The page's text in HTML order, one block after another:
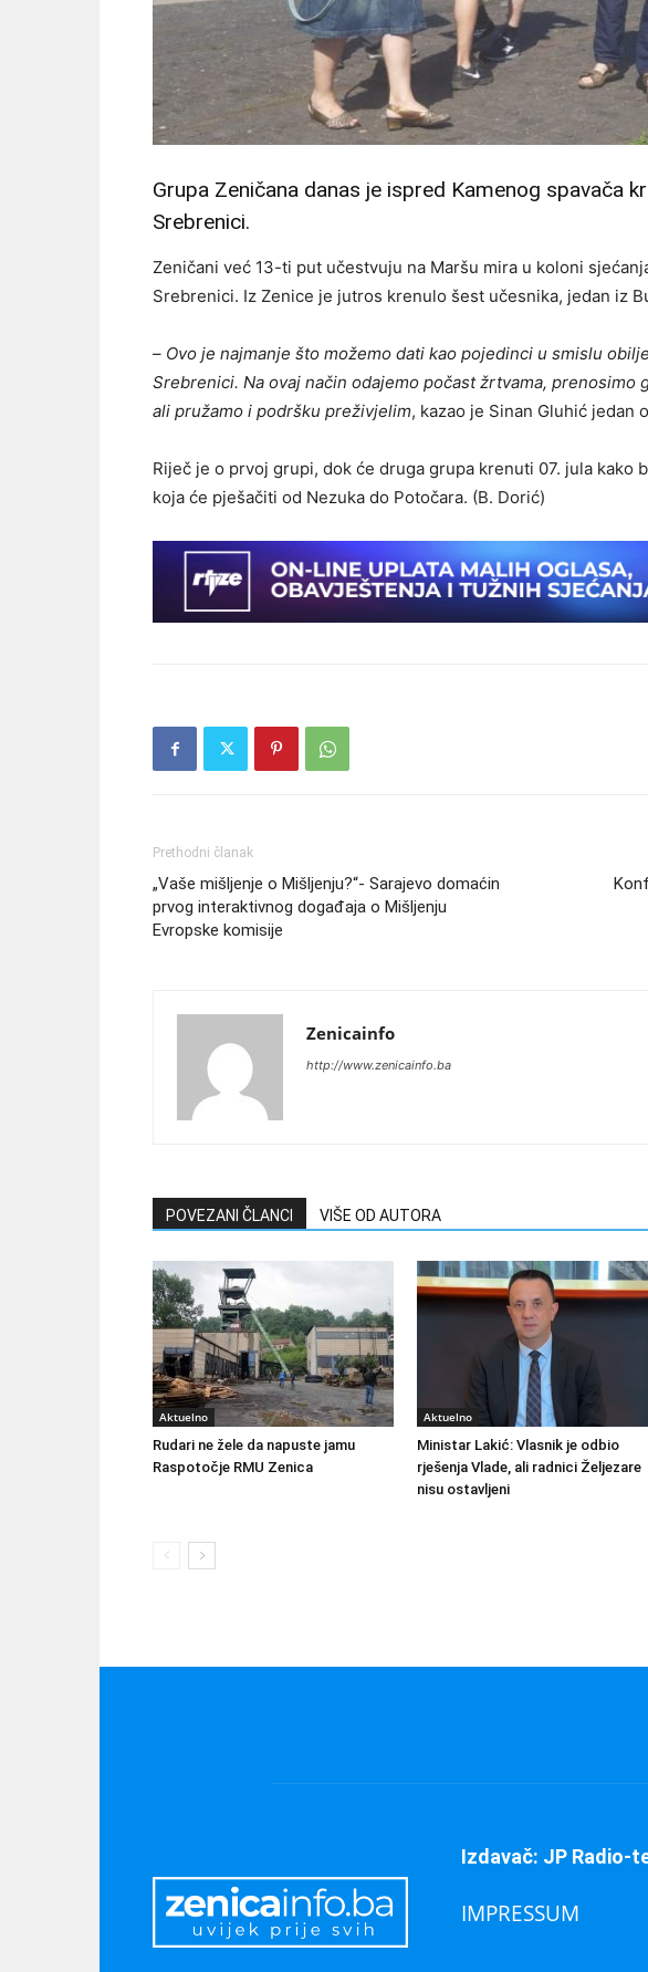
Grupa Zeničana danas je ispred Kamenog spavača
Srebrenici.
Zeničani već 13-ti put učestvuju na Maršu mira u koloni
Srebrenici. Iz Zenice je jutros krenulo šest učesnika, jedan iz
– Ovo je najmanje što možemo dati kao pojedinci u smislu
Srebrenici. Na ovaj način odajemo počast žrtvama, prenosimo
ali pružamo i podršku preživjelim, kazao je Sinan Gluhić jedan
Riječ je o prvoj grupi, dok će druga grupa krenuti 07. jula kako
koja će pješačiti od Nezuka do Potočara. (B. Dorić)
Prethodni članak
„Vaše mišljenje o Mišljenju?“- Sarajevo domaćin
prvog interaktivnog događaja o Mišljenju
Evropske komisije
Zenicainfo
http://www.zenicainfo.ba
POVEZANI ČLANCI VIŠE OD AUTORA
Aktuelno
Rudari ne žele da napuste jamu
Raspotočje RMU Zenica
Aktuelno
Ministar Lakić: Vlasnik je odbio
rješenja Vlade, ali radnici Željezare
nisu ostavljeni
Izdavač: JP Radio-
IMPRESSUM